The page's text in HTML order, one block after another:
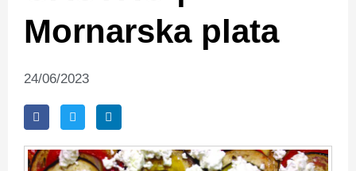
Mornarska plata
24/06/2023